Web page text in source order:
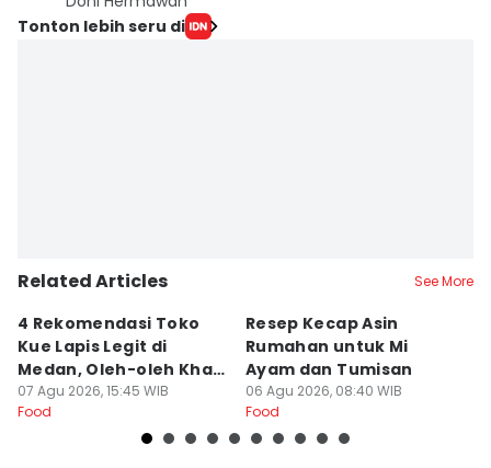
Tonton lebih seru di
Related Articles See More
4 Rekomendasi Toko
Kue Lapis Legit di
Medan, Oleh-oleh Khas
Sumut
07 Agu 2026, 15:45 WIB
Food
Resep Kecap Asin
Rumahan untuk Mi
Ayam dan Tumisan
06 Agu 2026, 08:40 WIB
Food